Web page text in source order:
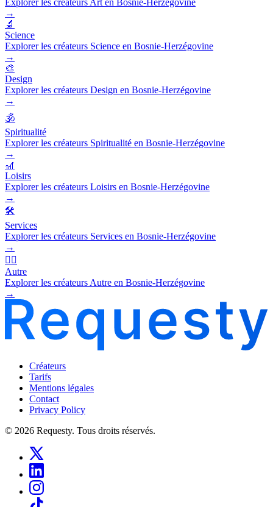
→
🔬
Science
Explorer les créateurs Science en Bosnie-Herzégovine
→
🎨
Design
Explorer les créateurs Design en Bosnie-Herzégovine
→
🕉️
Spiritualité
Explorer les créateurs Spiritualité en Bosnie-Herzégovine
→
🎢
Loisirs
Explorer les créateurs Loisirs en Bosnie-Herzégovine
→
🛠️
Services
Explorer les créateurs Services en Bosnie-Herzégovine
→
🧜‍♂️
Autre
Explorer les créateurs Autre en Bosnie-Herzégovine
→
Créateurs
Tarifs
Mentions légales
Contact
Privacy Policy
© 2026 Requesty. Tous droits réservés.